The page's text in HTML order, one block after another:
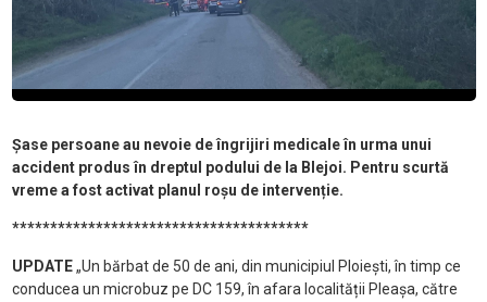
Șase persoane au nevoie de îngrijiri medicale în urma unui
accident produs în dreptul podului de la Blejoi. Pentru scurtă
vreme a fost activat planul roșu de intervenție.
***************************************
UPDATE„Un bărbat de 50 de ani, din municipiul Ploiești, în timp ce
conducea un microbuz pe DC 159, în afara localității Pleașa, către